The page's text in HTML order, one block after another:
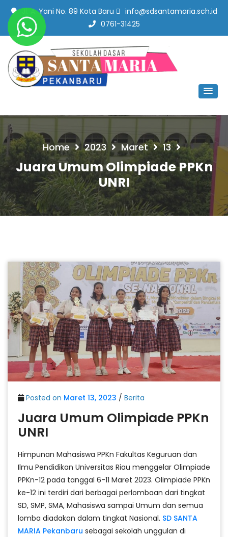
Jl. A. Yani No. 89 Kota Baru
info@sdsantamaria.sch.id
0761-31425
SD Santa Maria Pekanbaru
Home 2023 Maret 13
Juara Umum Olimpiade PPKn
UNRI
Posted on Maret 13, 2023 / Berita
Juara Umum Olimpiade PPKn
UNRI
Himpunan Mahasiswa PPKn Fakultas Keguruan dan
Ilmu Pendidikan Universitas Riau menggelar Olimpiade
PPKn-12 pada tanggal 6-11 Maret 2023. Olimpiade PPKn
ke-12 ini terdiri dari berbagai perlombaan dari tingkat
SD, SMP, SMA, Mahasiswa sampai Umum dan semua
lomba diadakan dalam tingkat Nasional. SD SANTA
MARIA Pekanbaru sebagai sekolah unggulan di